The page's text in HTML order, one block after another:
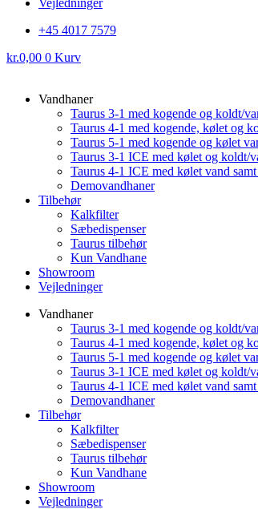
Vejledninger
+45 4017 7579
kr.0,00 0 Kurv
Vandhaner
Taurus 3-1 med kogende og koldt/
Taurus 4-1 med kogende, kølet og
Taurus 5-1 med kogende og kølet
Taurus 3-1 ICE med kølet og koldt/
Taurus 4-1 ICE med kølet vand
Demovandhaner
Tilbehør
Kalkfilter
Sæbedispenser
Taurus tilbehør
Kun Vandhane
Showroom
Vejledninger
Vandhaner
Taurus 3-1 med kogende og koldt/
Taurus 4-1 med kogende, kølet og
Taurus 5-1 med kogende og kølet
Taurus 3-1 ICE med kølet og koldt/
Taurus 4-1 ICE med kølet vand
Demovandhaner
Tilbehør
Kalkfilter
Sæbedispenser
Taurus tilbehør
Kun Vandhane
Showroom
Vejledninger